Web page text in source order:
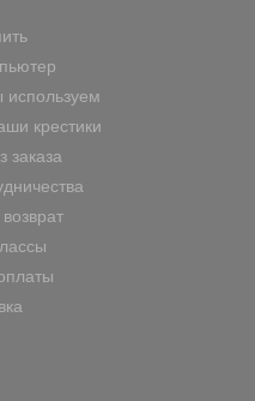
используем
крестики
заказа